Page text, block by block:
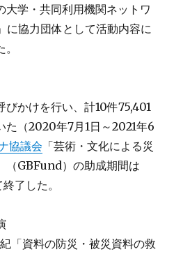
大学・共同利用機関ネットワ
協力団体として活動内容に
かけを行い、計10件75,401
た（2020年7月1日～2021年6
協議会 「芸術・文化による災
（GBFund）の助成期間は
了した。
「資料の防災・被災資料の救